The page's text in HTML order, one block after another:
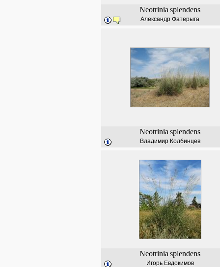
Neotrinia splendens
Александр Фатерыга
Neotrinia splendens
Владимир Колбинцев
Neotrinia splendens
Игорь Евдокимов